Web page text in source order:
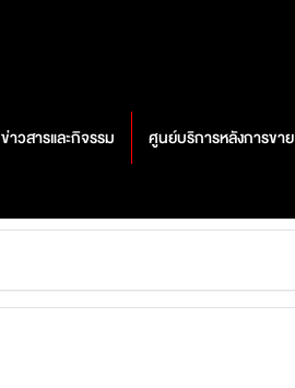
ข่าวสารและกิจรรม ศูนย์บริการหลังการขาย